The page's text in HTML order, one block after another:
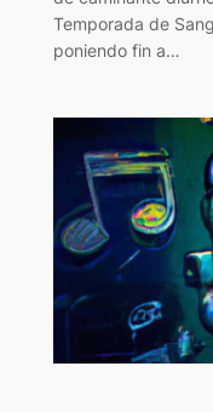
Temporada de
poniendo fin a…